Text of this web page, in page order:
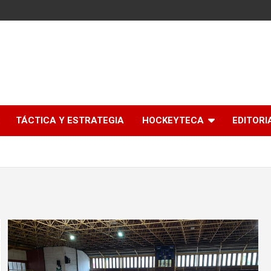
TÁCTICA Y ESTRATEGIA HOCKEYTECA